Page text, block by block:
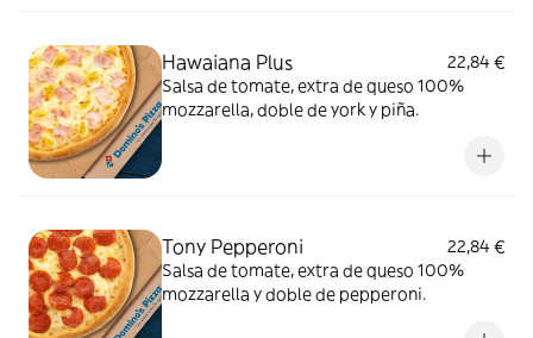
Hawaiana Plus
22,84 €
Salsa de tomate, extra de queso 100%
mozzarella, doble de york y piña.
Tony Pepperoni
22,84 €
Salsa de tomate, extra de queso 100%
mozzarella y doble de pepperoni.